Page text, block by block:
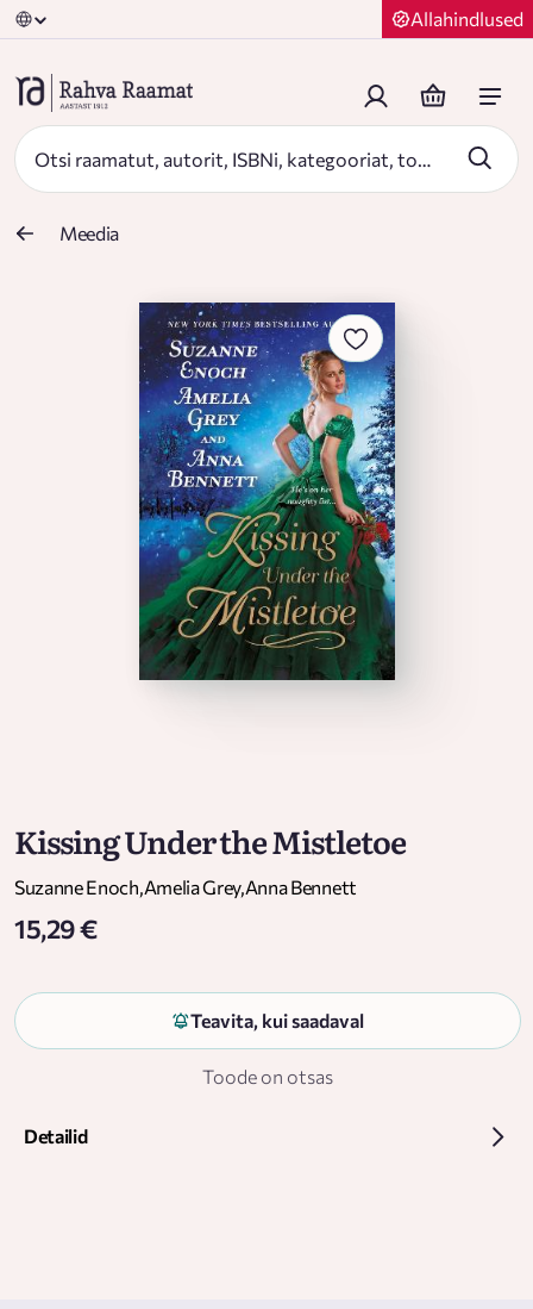
Allahindlused
Meedia
Kissing Under the Mistletoe
Suzanne Enoch,Amelia Grey,Anna Bennett
15,29 €
Teavita, kui saadaval
Toode on otsas
Detailid